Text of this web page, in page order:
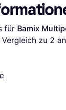
für Bamix
zu 2